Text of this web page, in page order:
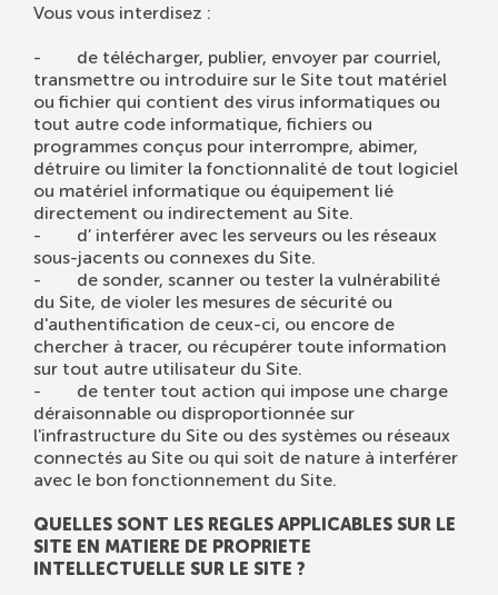
Vous vous interdisez :
- de télécharger, publier, envoyer par courriel,
transmettre ou introduire sur le Site tout matériel
ou fichier qui contient des virus informatiques ou
tout autre code informatique, fichiers ou
programmes conçus pour interrompre, abimer,
détruire ou limiter la fonctionnalité de tout logiciel
ou matériel informatique ou équipement lié
directement ou indirectement au Site.
- d’ interférer avec les serveurs ou les réseaux
sous-jacents ou connexes du Site.
- de sonder, scanner ou tester la vulnérabilité
du Site, de violer les mesures de sécurité ou
d'authentification de ceux-ci, ou encore de
chercher à tracer, ou récupérer toute information
sur tout autre utilisateur du Site.
- de tenter tout action qui impose une charge
déraisonnable ou disproportionnée sur
l'infrastructure du Site ou des systèmes ou réseaux
connectés au Site ou qui soit de nature à interférer
avec le bon fonctionnement du Site.
QUELLES SONT LES REGLES APPLICABLES SUR LE
SITE EN MATIERE DE PROPRIETE
INTELLECTUELLE SUR LE SITE ?